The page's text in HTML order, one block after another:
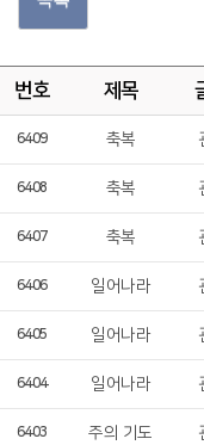
번호 제목
6409 축복
6408 축복
6407 축복
6406 일어나라
6405 일어나라
6404 일어나라
6403 주의 기도